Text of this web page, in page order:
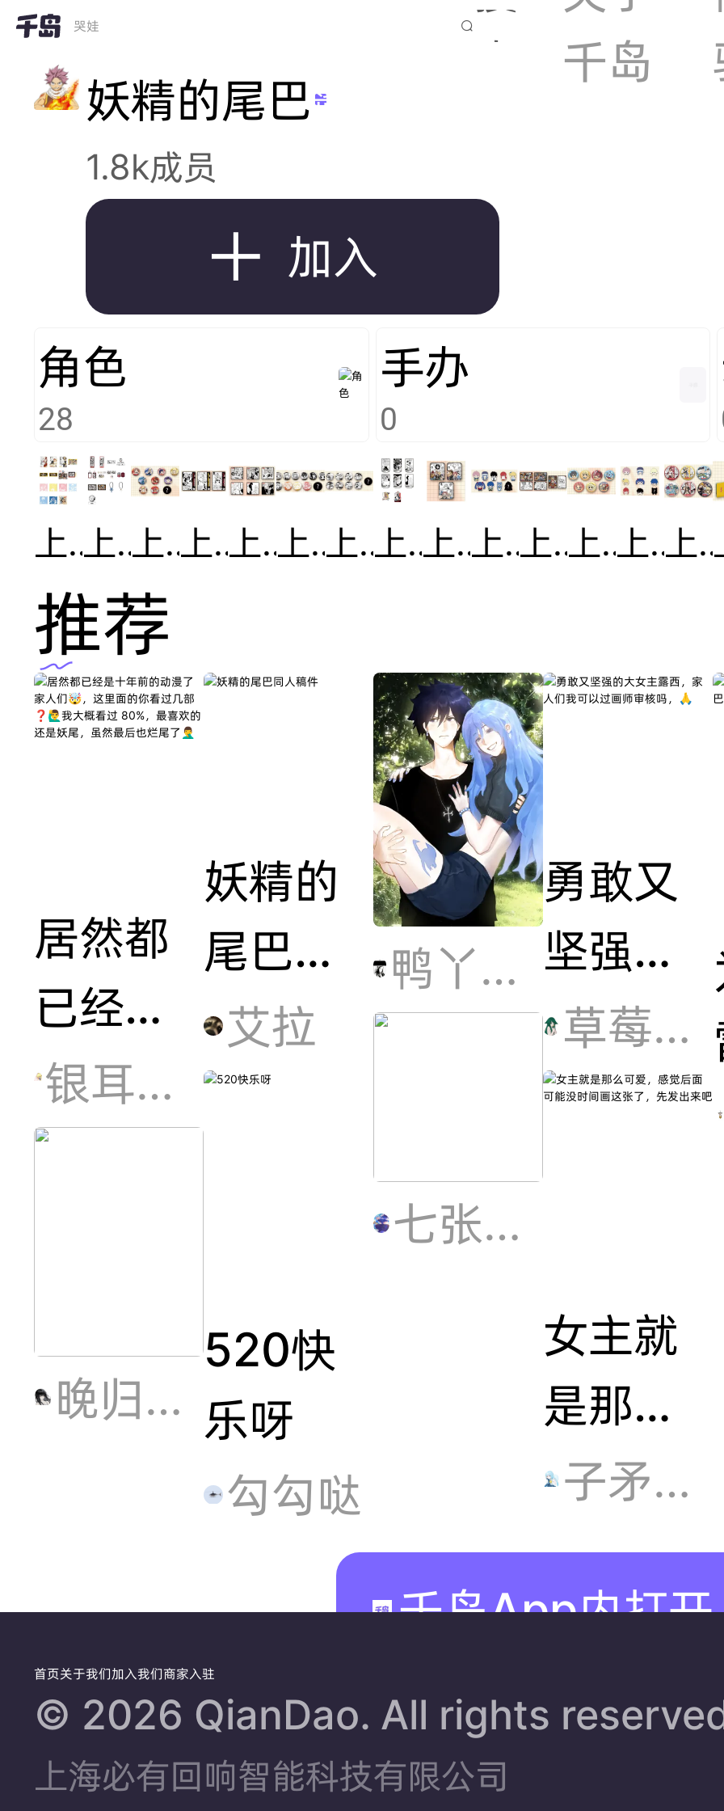
哭娃 
索
千岛
妖精的尾巴岛
1.8k成员
 加入
角色
28
手办
0
上海快闪赠品周边 上海快闪单领周边 上海快闪彩图人物徽章 上海快闪亚克力色纸 上海快闪黑白漫画风色纸 上海快闪漫画风徽章 上海快闪不锈钢徽章 上海快闪双插立牌 上海快闪摇摇乐 上海快闪海星体毛绒挂件 上海快闪亚克力摆件 上海快闪Q版徽章 上海快闪趴趴款毛绒挂件 上海快闪泡面大徽章
推荐
居然都
已经是
十年前
的动漫
这里面
的你看
过
80%，
银耳汤吧吧克莱斯
晚归zzZ
妖精的
尾巴同
人稿件
艾拉
520快
乐呀
勾勾哒
鸭丫是笨蛋
七张派派
勇敢又
坚强的
大女主
露西，
过画师
审核
吗，🙏
草莓小泡
女主就
是那么
可爱，
感觉后
面可能
子矛孑孓
千岛App内打开
首页关于我们加入我们商家入驻
©️ 2026 QianDao. All rights
上海必有回响智能科技有限公司